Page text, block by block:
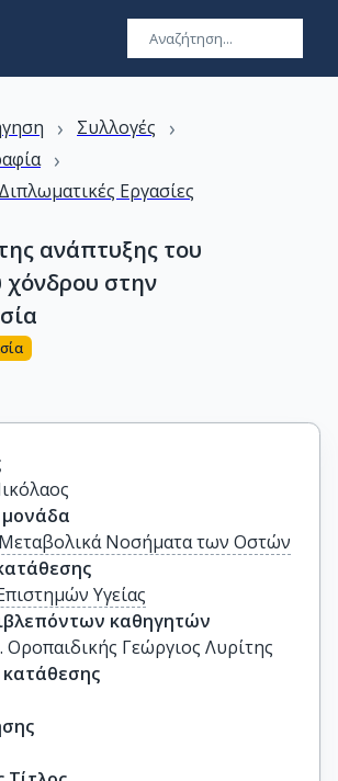
› Συλλογές ›
›
Εργασίες
ανάπτυξης του
χόνδρου στην
Νοσήματα των Οστών
Υγείας
καθηγητών
Οροπαιδικής Γεώργιος Λυρίτης